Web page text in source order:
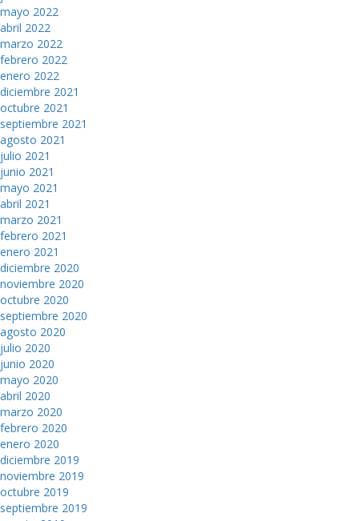
mayo 2022
abril 2022
marzo 2022
febrero 2022
enero 2022
diciembre 2021
octubre 2021
septiembre 2021
agosto 2021
julio 2021
junio 2021
mayo 2021
abril 2021
marzo 2021
febrero 2021
enero 2021
diciembre 2020
noviembre 2020
octubre 2020
septiembre 2020
agosto 2020
julio 2020
junio 2020
mayo 2020
abril 2020
marzo 2020
febrero 2020
enero 2020
diciembre 2019
noviembre 2019
octubre 2019
septiembre 2019